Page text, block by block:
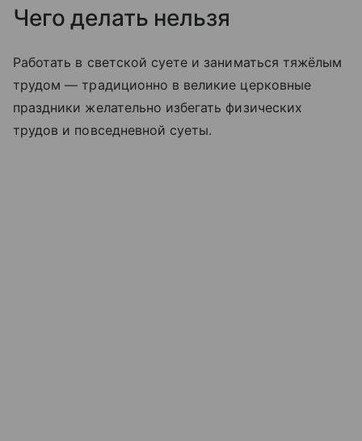
Чего делать нельзя
Работать в светской суете и заниматься тяжёлым
трудом — традиционно в великие церковные
праздники желательно избегать физических
трудов и повседневной суеты.